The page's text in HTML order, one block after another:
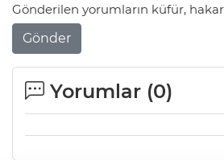
Gönderilen yorumların küfür,
Gönder
Yorumlar (0)